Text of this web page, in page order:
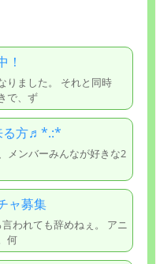
！
りました。 それと同時
で、ず
る方♬︎*.:*
メンバーみんなが好きな2
ャ募集
われても辞めねぇ。 アニ
何